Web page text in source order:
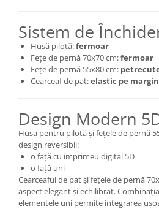
Sistem de
Husă pilotă:fermoar
Fețe de pernă 70x70 cm:fermoar
Fețe de pernă 55x80 cm:
Cearceaf de pat:elastic pe
Design Modern
Husa pentru pilotă și fețele de pernă
design reversibil:
o față cu imprimeu digital 5D
o față uni
Cearceaful de pat și fețele de pernă
aspect elegant și echilibrat.
elementele uni permite integrarea